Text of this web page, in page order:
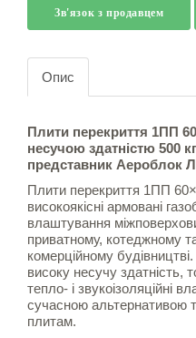
Зв'язок з продавцем
Опис
Плити перекриття 1ПП
несучою здатністю 500
представник Аероблок
Плити перекриття 1ПП
високоякісні армовані
влаштування
приватному, котеджному
комерційному
високу несучу здатність,
тепло- і звукоізоляційні
сучасною альтернативою
плитам.